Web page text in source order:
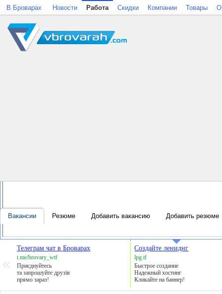
Телеграм чат в Броварах
t.me/brovary_wtf
Приєднуйтесь
та запрошуйте друзів
прямо зараз!
Создайте лениднг
lpg.tf
Быстрое создание
Надежный хостинг
Кликайте на баннер!
В Броварах Новости Работа Скидки Компании Товары
Вакансии Резюме Добавить вакансию Добавить резюме